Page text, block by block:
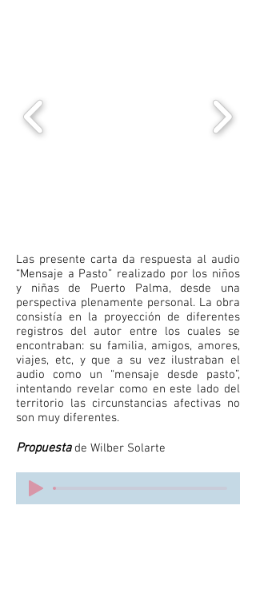
Las presente carta da respuesta al audio
“Mensaje a Pasto” realizado por los niños
y niñas de Puerto Palma, desde una
perspectiva plenamente personal. La obra
consistía en la proyección de diferentes
registros del autor entre los cuales se
encontraban: su familia, amigos, amores,
viajes, etc, y que a su vez ilustraban el
audio como un “mensaje desde pasto”,
intentando revelar como en este lado del
territorio las circunstancias afectivas no
son muy diferentes.
Propuesta de Wilber Solarte